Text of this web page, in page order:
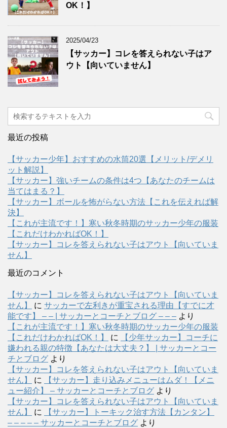
OK！】
2025/04/23
【サッカー】コレを答えられない子はア
ウト【向いていません】
最近の投稿
【サッカー少年】おすすめの水筒20選【メリット/デメリ
ット解説】
【サッカー】強いチームの条件は4つ【あなたのチームは
当てはまる？】
【サッカー】ボールを怖がらない方法【これを伝えれば解
決】
【これが主流です！】寒い秋冬時期のサッカー少年の服装
【これだけわかればOK！】
【サッカー】コレを答えられない子はアウト【向いていま
せん】
最近のコメント
【サッカー】コレを答えられない子はアウト【向いていま
せん】
に サッカーで左利きが重宝される理由【すでに才
能です】 – – | サッカーとコーチとブログ – – – より
【これが主流です！】寒い秋冬時期のサッカー少年の服装
【これだけわかればOK！】
に
【少年サッカー】コーチに
嫌われる親の特徴【あなたは大丈夫？】 | サッカーとコー
チとブログ より
【サッカー】コレを答えられない子はアウト【向いていま
せん】
に
【サッカー】走り込みメニューはムダ！【メニ
ュー紹介】 – サッカーとコーチとブログ より
【サッカー】コレを答えられない子はアウト【向いていま
せん】
に
【サッカー】トーキック治す方法【カンタン】
– – – – – サッカーとコーチとブログ より